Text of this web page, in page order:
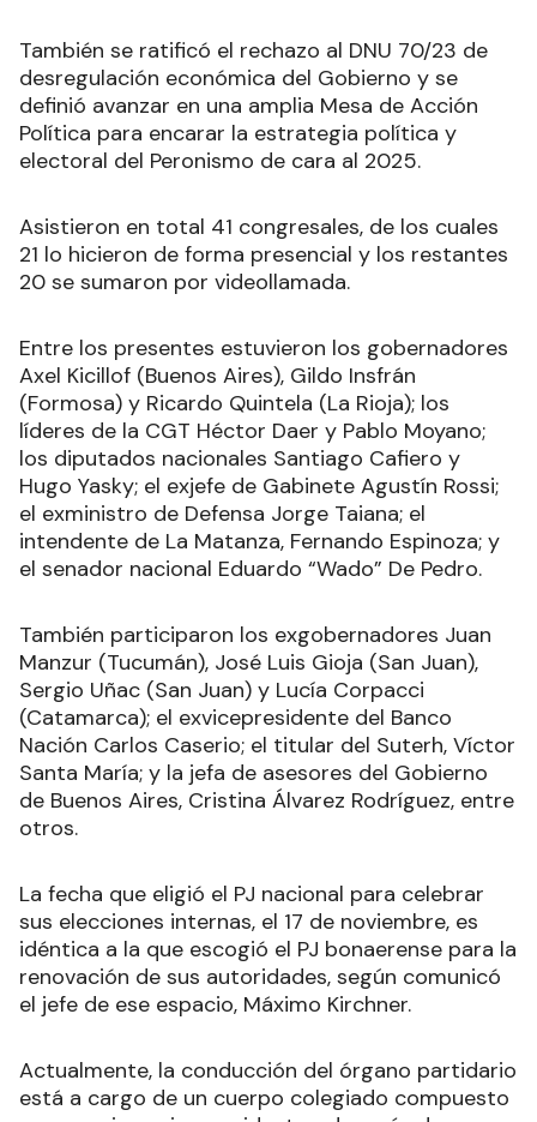
También se ratificó el rechazo al DNU 70/23 de
desregulación económica del Gobierno y se
definió avanzar en una amplia Mesa de Acción
Política para encarar la estrategia política y
electoral del Peronismo de cara al 2025.
Asistieron en total 41 congresales, de los cuales
21 lo hicieron de forma presencial y los restantes
20 se sumaron por videollamada.
Entre los presentes estuvieron los gobernadores
Axel Kicillof (Buenos Aires), Gildo Insfrán
(Formosa) y Ricardo Quintela (La Rioja); los
líderes de la CGT Héctor Daer y Pablo Moyano;
los diputados nacionales Santiago Cafiero y
Hugo Yasky; el exjefe de Gabinete Agustín Rossi;
el exministro de Defensa Jorge Taiana; el
intendente de La Matanza, Fernando Espinoza; y
el senador nacional Eduardo “Wado” De Pedro.
También participaron los exgobernadores Juan
Manzur (Tucumán), José Luis Gioja (San Juan),
Sergio Uñac (San Juan) y Lucía Corpacci
(Catamarca); el exvicepresidente del Banco
Nación Carlos Caserio; el titular del Suterh, Víctor
Santa María; y la jefa de asesores del Gobierno
de Buenos Aires, Cristina Álvarez Rodríguez, entre
otros.
La fecha que eligió el PJ nacional para celebrar
sus elecciones internas, el 17 de noviembre, es
idéntica a la que escogió el PJ bonaerense para la
renovación de sus autoridades, según comunicó
el jefe de ese espacio, Máximo Kirchner.
Actualmente, la conducción del órgano partidario
está a cargo de un cuerpo colegiado compuesto